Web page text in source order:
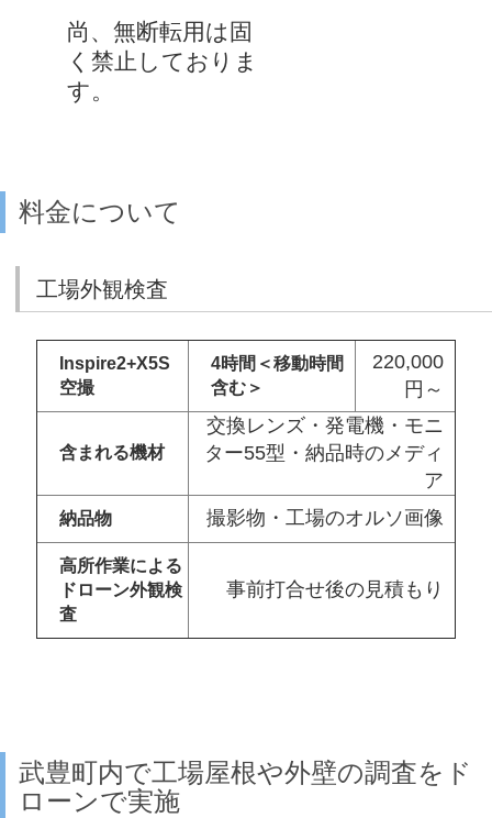
尚、無断転用は固
く禁止しておりま
す。
料金について
工場外観検査
Inspire2+X5S
空撮
4時間＜移動時間
含む＞
220,000
円～
含まれる機材
交換レンズ・発電機・モニ
ター55型・納品時のメディ
ア
納品物 撮影物・工場のオルソ画像
高所作業による
ドローン外観検
査
事前打合せ後の見積もり
武豊町内で工場屋根や外壁の調査をド
ローンで実施